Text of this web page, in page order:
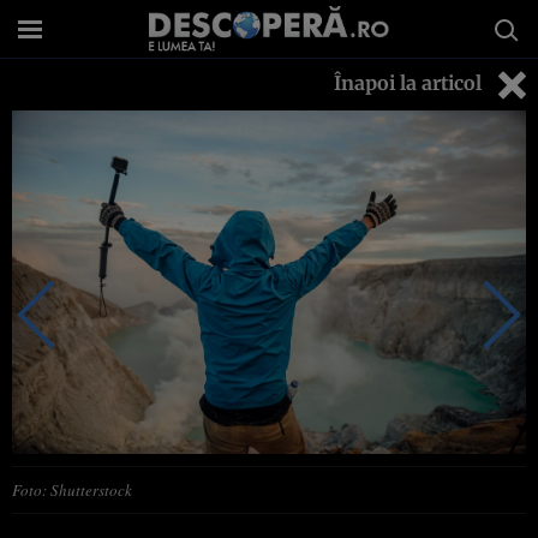
Înapoi la articol
Foto: Shutterstock